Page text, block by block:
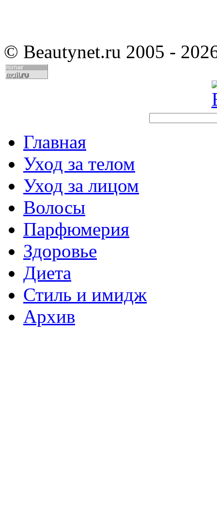
© Beautynet.ru 2005 -
Главная
Уход за телом
Уход за лицом
Волосы
Парфюмерия
Здоровье
Диета
Стиль и имидж
Архив